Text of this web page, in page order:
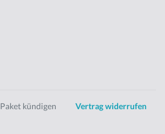
Paket kündigen Vertrag widerrufen